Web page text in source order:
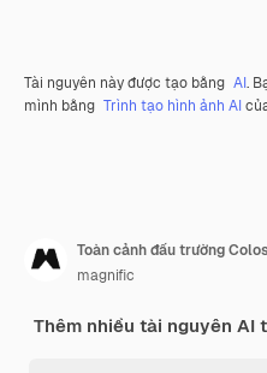
Tài nguyên này được tạo bằng AI.
mình bằng Trình tạo hình ảnh AI
Toàn cảnh đấu trường
magnific
Thêm nhiều tài nguyên AI